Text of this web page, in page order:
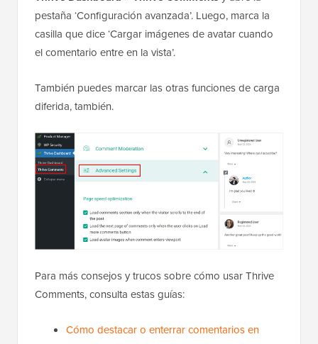
pestaña ‘Configuración avanzada’. Luego, marca la
casilla que dice ‘Cargar imágenes de avatar cuando
el comentario entre en la vista’.
También puedes marcar las otras funciones de carga
diferida, también.
Para más consejos y trucos sobre cómo usar Thrive
Comments, consulta estas guías:
Cómo destacar o enterrar comentarios en